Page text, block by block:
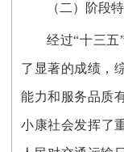
（二）阶段
经过“十三
了显著的成绩，
能力和服务品质
小康社会发挥了